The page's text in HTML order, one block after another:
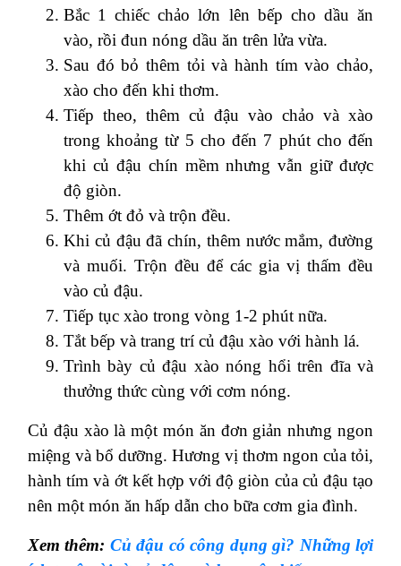
Bắc 1 chiếc chảo lớn lên bếp cho dầu ăn
vào, rồi đun nóng dầu ăn trên lửa vừa.
Sau đó bỏ thêm tỏi và hành tím vào chảo,
xào cho đến khi thơm.
Tiếp theo, thêm củ đậu vào chảo và xào
trong khoảng từ 5 cho đến 7 phút cho đến
khi củ đậu chín mềm nhưng vẫn giữ được
độ giòn.
Thêm ớt đỏ và trộn đều.
Khi củ đậu đã chín, thêm nước mắm, đường
và muối. Trộn đều để các gia vị thấm đều
vào củ đậu.
Tiếp tục xào trong vòng 1-2 phút nữa.
Tắt bếp và trang trí củ đậu xào với hành lá.
Trình bày củ đậu xào nóng hổi trên đĩa và
thưởng thức cùng với cơm nóng.
Củ đậu xào là một món ăn đơn giản nhưng ngon
miệng và bổ dưỡng. Hương vị thơm ngon của tỏi,
hành tím và ớt kết hợp với độ giòn của củ đậu tạo
nên một món ăn hấp dẫn cho bữa cơm gia đình.
Xem thêm: Củ đậu có công dụng gì? Những lợi